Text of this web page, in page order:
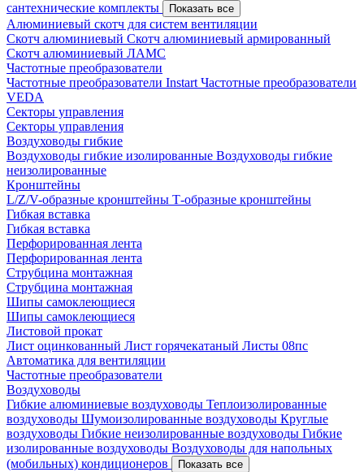
сантехнические комплекты
Показать все
Алюминиевый скотч для систем вентиляции
Скотч алюминиевый Скотч алюминиевый армированный
Скотч алюминиевый ЛАМС
Частотные преобразователи
Частотные преобразователи Instart Частотные преобразователи
VEDA
Секторы управления
Секторы управления
Воздуховоды гибкие
Воздуховоды гибкие изолированные Воздуховоды гибкие
неизолированные
Кронштейны
L/Z/V-образные кронштейны Т-образные кронштейны
Гибкая вставка
Гибкая вставка
Перфорированная лента
Перфорированная лента
Струбцина монтажная
Струбцина монтажная
Шипы самоклеющиеся
Шипы самоклеющиеся
Листовой прокат
Лист оцинкованный Лист горячекатаный Листы 08пс
Автоматика для вентиляции
Частотные преобразователи
Воздуховоды
Гибкие алюминиевые воздуховоды Теплоизолированные
воздуховоды Шумоизолированные воздуховоды Круглые
воздуховоды Гибкие неизолированные воздуховоды Гибкие
изолированные воздуховоды Воздуховоды для напольных
(мобильных) кондиционеров
Показать все